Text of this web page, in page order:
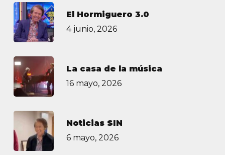
El Hormiguero 3.0
4 junio, 2026
La casa de la música
16 mayo, 2026
Noticias SIN
6 mayo, 2026